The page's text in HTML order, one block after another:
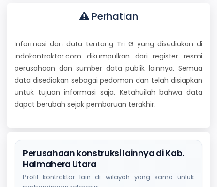
Perhatian
Informasi dan data tentang Tri G yang disediakan di
indokontraktor.com dikumpulkan dari register resmi
perusahaan dan sumber data publik lainnya. Semua
data disediakan sebagai pedoman dan telah disiapkan
untuk tujuan informasi saja. Ketahuilah bahwa data
dapat berubah sejak pembaruan terakhir.
Perusahaan konstruksi lainnya di Kab.
Halmahera Utara
Profil kontraktor lain di wilayah yang sama untuk